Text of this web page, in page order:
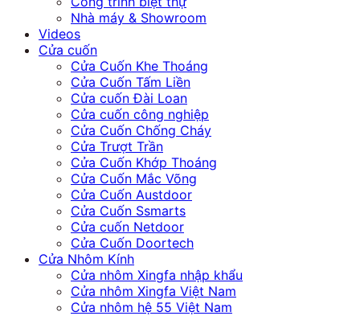
Nhà máy & Showroom
Videos
Cửa cuốn
Cửa Cuốn Khe Thoáng
Cửa Cuốn Tấm Liền
Cửa cuốn Đài Loan
Cửa cuốn công nghiệp
Cửa Cuốn Chống Cháy
Cửa Trượt Trần
Cửa Cuốn Khớp Thoáng
Cửa Cuốn Mắc Võng
Cửa Cuốn Austdoor
Cửa Cuốn Ssmarts
Cửa cuốn Netdoor
Cửa Cuốn Doortech
Cửa Nhôm Kính
Cửa nhôm Xingfa nhập khẩu
Cửa nhôm Xingfa Việt Nam
Cửa nhôm hệ 55 Việt Nam